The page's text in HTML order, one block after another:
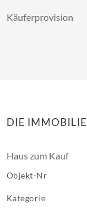
Käuferprovision
DIE IMMOBILIE
Haus zum Kauf
Objekt-Nr
Kategorie